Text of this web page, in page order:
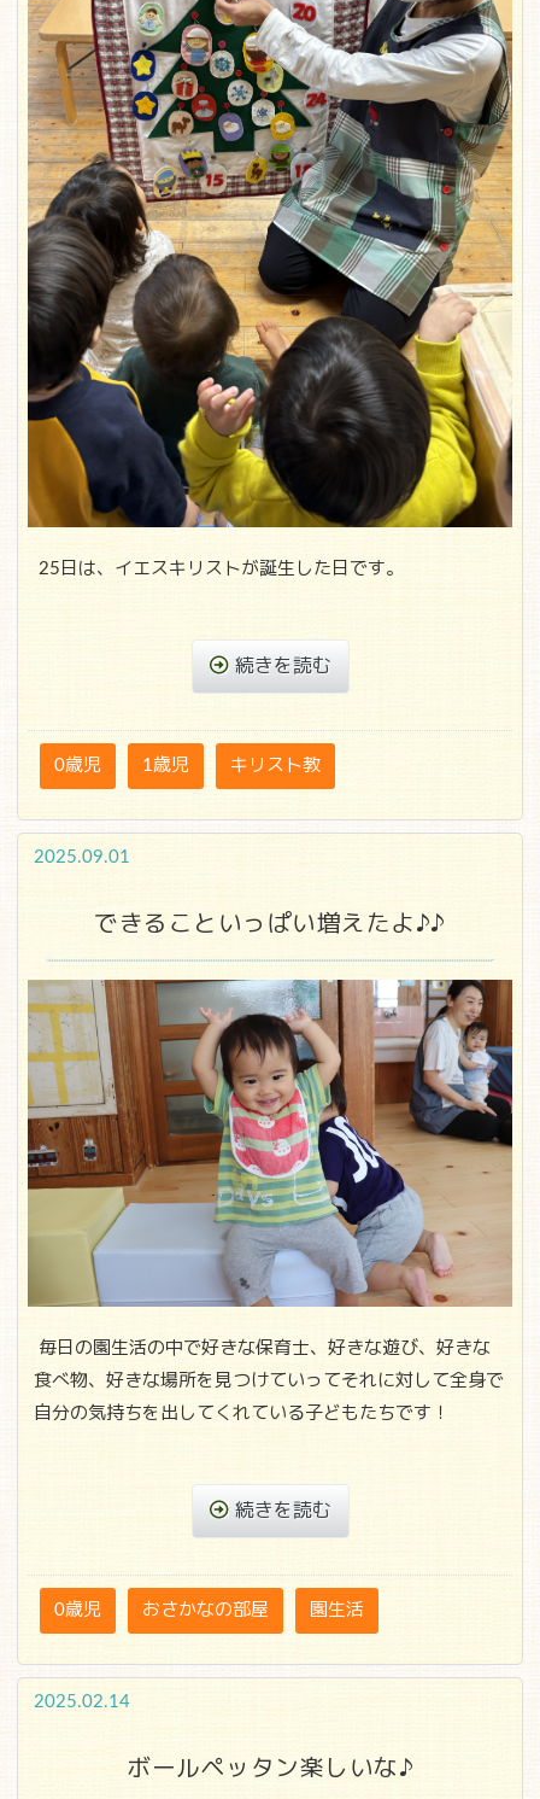
25日は、イエスキリストが誕生した日です。
続きを読む
0歳児 1歳児 キリスト教
2025.09.01
できることいっぱい増えたよ♪♪
毎日の園生活の中で好きな保育士、好きな遊び、好きな
食べ物、好きな場所を見つけていってそれに対して全身で
自分の気持ちを出してくれている子どもたちです！
続きを読む
0歳児 おさかなの部屋 園生活
2025.02.14
ボールペッタン楽しいな♪